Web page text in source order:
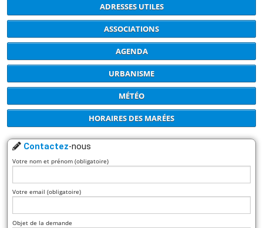
ADRESSES UTILES
ASSOCIATIONS
AGENDA
URBANISME
MÉTÉO
HORAIRES DES MARÉES
Contactez-nous
Votre nom et prénom (obligatoire)
Votre email (obligatoire)
Objet de la demande